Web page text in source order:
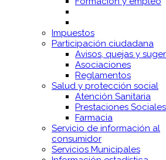
Impuestos
Participación ciudadana
Avisos, quejas y
Asociaciones
Reglamentos
Salud y protección social
Atención Sanitaria
Prestaciones Sociales
Farmacia
Servicio de información al
consumidor
Servicios Municipales